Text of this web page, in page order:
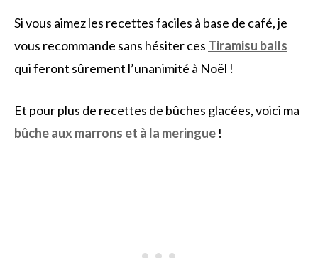
Si vous aimez les recettes faciles à base de café, je
vous recommande sans hésiter ces Tiramisu balls
qui feront sûrement l’unanimité à Noël !
Et pour plus de recettes de bûches glacées, voici ma
bûche aux marrons et à la meringue !